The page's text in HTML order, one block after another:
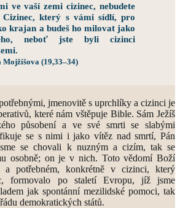
ve vaší zemi cizinec, nebudete
Cizinec, který s vámi sídlí, pro
krajan a budeš ho milovat jako
neboť jste byli cizinci
Mojžíšova (19,33–34)
jmenovitě s uprchlíky a cizinci je
které nám vštěpuje Bible. Sám Ježíš
působení a ve své smrti se slabými
se s nimi i jako vítěz nad smrtí, Pán
se chovali k nuzným a cizím, tak se
osobně; on je v nich. Toto vědomí Boží
potřebném, konkrétně v cizinci, který
formovalo po staletí Evropu, jíž jsme
jak spontánní mezilidské pomoci, tak
demokratických států.